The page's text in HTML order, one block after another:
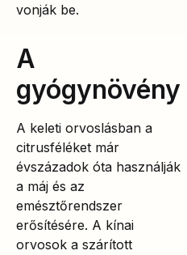
vonják be.
A
gyógynövény
A keleti orvoslásban a
citrusféléket már
évszázadok óta használják
a máj és az
emésztőrendszer
erősítésére. A kínai
orvosok a szárított